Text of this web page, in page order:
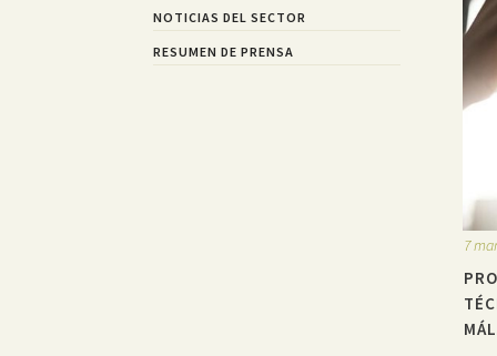
NOTICIAS DEL SECTOR
RESUMEN DE PRENSA
7